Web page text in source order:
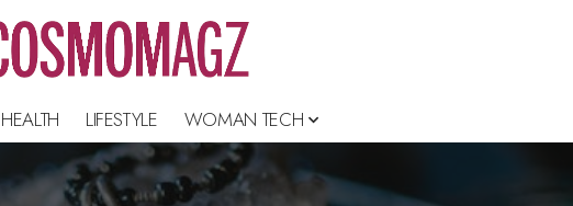
HEALTH LIFESTYLE WOMAN TECH